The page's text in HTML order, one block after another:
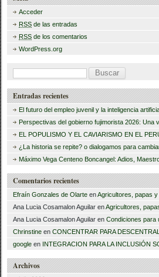
Acceder
RSS de las entradas
RSS de los comentarios
WordPress.org
B
u
s
c
a
r
Entradas recientes
El futuro del empleo juvenil y la inteligencia
Perspectivas del gobierno fujimorista 2026: Una
EL POPULISMO Y EL CAVIARISMO EN EL
¿La historia se repite? o dialogamos para
Máximo Vega Centeno Boncangel: Adios,
Comentarios recientes
Efraín Gonzales de Olarte enAgricultores, papas
Ana Lucia Cosamalon Aguilar enAgricultores,
Ana Lucia Cosamalon Aguilar enCondiciones para
Chrinstine enCONCENTRAR PARA
google en INTEGRACION PARA LA INCLUSIÓN
Archivos